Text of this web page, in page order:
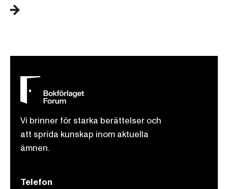
Vi brinner för starka berättelser och
att sprida kunskap inom aktuella
ämnen.
Telefon